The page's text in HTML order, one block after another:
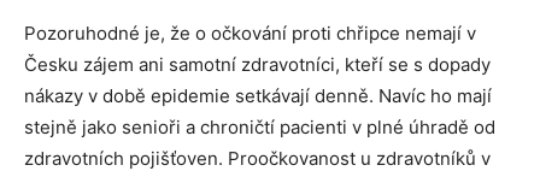
Pozoruhodné je, že o očkování proti chřipce nemají v
Česku zájem ani samotní zdravotníci, kteří se s dopady
nákazy v době epidemie setkávají denně. Navíc ho mají
stejně jako senioři a chroničtí pacienti v plné úhradě od
zdravotních pojišťoven. Proočkovanost u zdravotníků v